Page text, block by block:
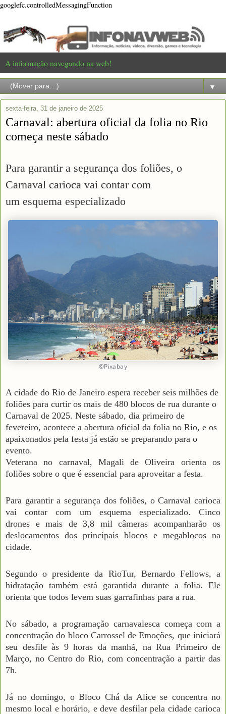
googlefc.controlledMessagingFunction
A informação navegando na web!
▼
sexta-feira, 31 de janeiro de 2025
Carnaval: abertura oficial da folia no Rio
começa neste sábado
Para garantir a segurança dos foliões, o
Carnaval carioca vai contar com
um esquema especializado
©Pixabay
A cidade do Rio de Janeiro espera receber seis milhões de
foliões para curtir os mais de 480 blocos de rua durante o
Carnaval de 2025. Neste sábado, dia primeiro de
fevereiro, acontece a abertura oficial da folia no Rio, e os
apaixonados pela festa já estão se preparando para o
evento.
Veterana no carnaval, Magali de Oliveira orienta os
foliões sobre o que é essencial para aproveitar a festa.
Para garantir a segurança dos foliões, o Carnaval carioca
vai contar com um esquema especializado. Cinco
drones e mais de 3,8 mil câmeras acompanharão os
deslocamentos dos principais blocos e megablocos na
cidade.
Segundo o presidente da RioTur, Bernardo Fellows, a
hidratação também está garantida durante a folia. Ele
orienta que todos levem suas garrafinhas para a rua.
No sábado, a programação carnavalesca começa com a
concentração do bloco Carrossel de Emoções, que iniciará
seu desfile às 9 horas da manhã, na Rua Primeiro de
Março, no Centro do Rio, com concentração a partir das
7h.
Já no domingo, o Bloco Chá da Alice se concentra no
mesmo local e horário, e deve desfilar pela cidade carioca